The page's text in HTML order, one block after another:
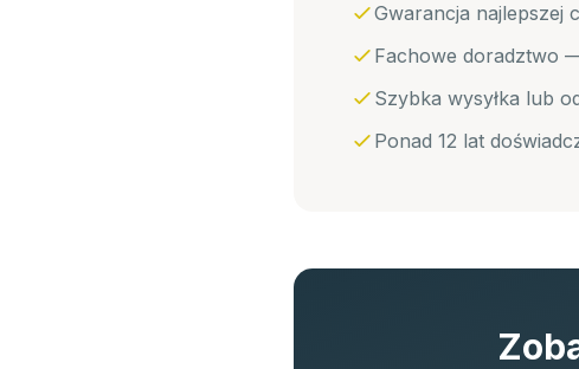
Gwarancja
Fachowe doradztwo
Szybka wysyłka lub
Ponad 12 lat